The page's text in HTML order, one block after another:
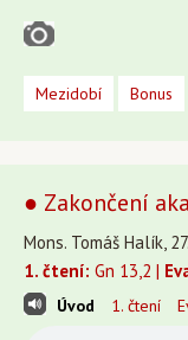
Mezidobí Bonus
● Zakončení
Mons. Tomáš Halík,
1. čtení: Gn 13,2 |
Úvod 1. čtení